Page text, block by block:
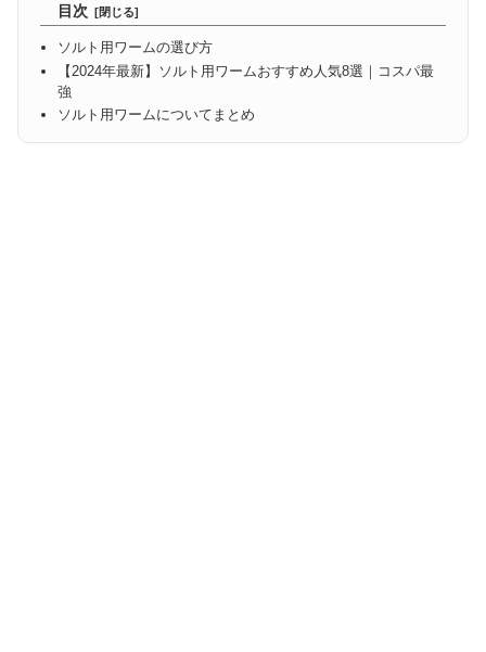
目次
ソルト用ワームの選び方
【2024年最新】ソルト用ワームおすすめ人気8選｜コスパ最
強
ソルト用ワームについてまとめ